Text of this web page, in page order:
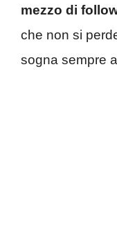
mezzo di
che non si
sogna sempre